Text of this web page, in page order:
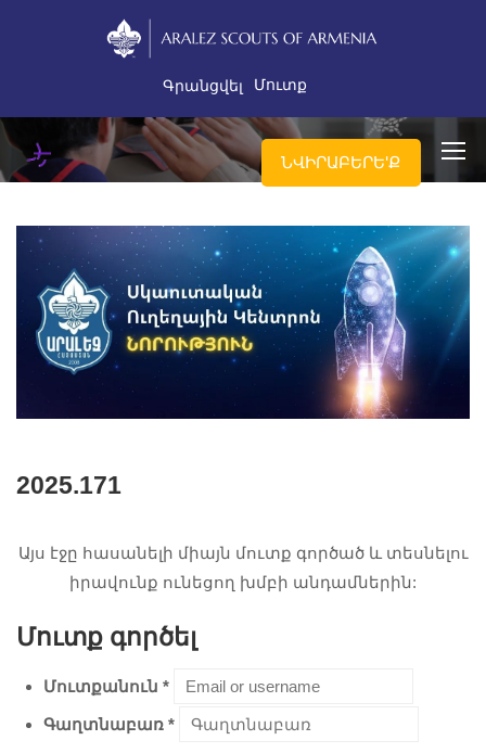
Գրանցվել Մուտք
ՆՎԻՐԱԲԵՐԵ'Ք
2025.171
Այս էջը հասանելի միայն մուտք գործած և տեսնելու
իրավունք ունեցող խմբի անդամներին:
Մուտք գործել
Մուտքանուն *
Գաղտնաբառ *